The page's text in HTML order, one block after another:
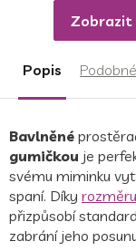
Zobrazit
Popis
Bavlněné
gumičkou je
svému miminku
spaní. Díky
přizpůsobí
zabrání jeho